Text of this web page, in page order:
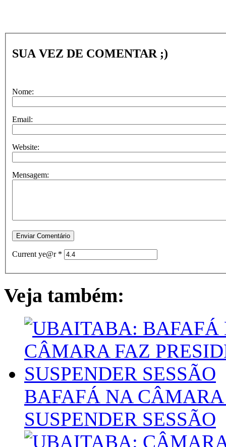
SUA VEZ DE COMENTAR ;)
Nome:
Email:
Website:
Mensagem:
Current ye@r *
Veja também:
BAFAFÁ NA
SUSPENDER SESSÃO